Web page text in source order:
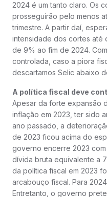
2024 é um tanto claro. Os
prosseguirão pelo menos
trimestre. A partir daí,
intensidade dos cortes até
de 9% ao fim de 2024.
controlada, caso a piora
descartamos Selic abaixo
A política fiscal deve
Apesar da forte expansão
inflação em 2023, ter sido
ano passado, a
de 2023 ficou acima do
governo encerre 2023
dívida bruta equivalente a
da política fiscal em 2023
arcabouço fiscal. Para
Entretanto, o governo